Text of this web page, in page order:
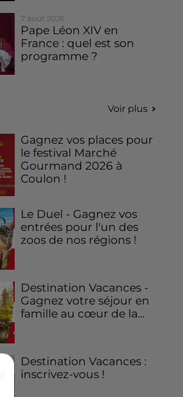
7 août 2026
Pape Léon XIV en
France : quel est son
programme ?
Voir plus
Gagnez vos places pour
le festival Marché
Gourmand 2026 à
Coulon !
Le Duel - Gagnez vos
entrées pour l'un des
zoos de nos régions !
Destination Vacances -
Gagnez votre séjour en
famille au cœur de la...
Destination Vacances :
inscrivez-vous !